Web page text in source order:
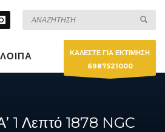
ΛΟΙΠΑ
ΚΑΛΕΣΤΕ ΓΙΑ ΕΚΤΙΜΗΣΗ
6987521000
1 Λεπτό 1878 NGC